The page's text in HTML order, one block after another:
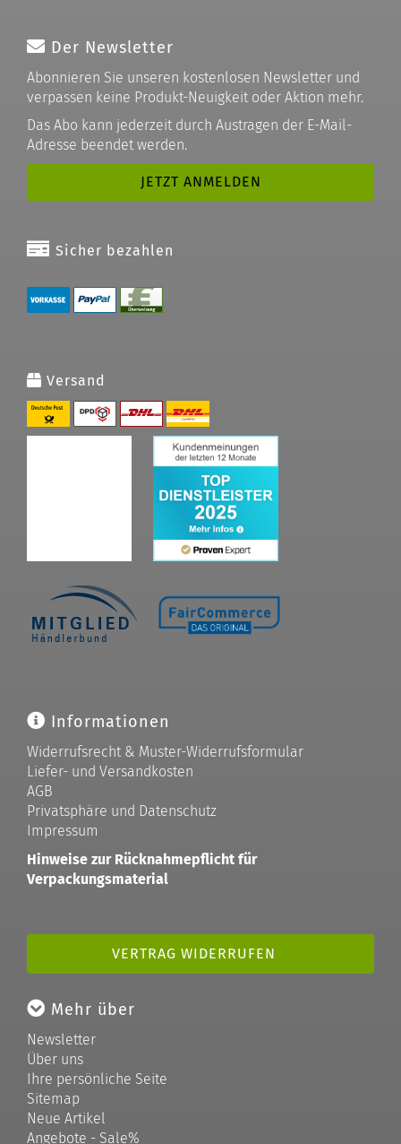
Der Newsletter
Abonnieren Sie unseren kostenlosen Newsletter und
verpassen keine Produkt-Neuigkeit oder Aktion mehr.
Das Abo kann jederzeit durch Austragen der E-Mail-
Adresse beendet werden.
Sicher bezahlen
Versand
Informationen
Widerrufsrecht & Muster-Widerrufsformular
Liefer- und Versandkosten
AGB
Privatsphäre und Datenschutz
Impressum
Hinweise zur Rücknahmepflicht für
Verpackungsmaterial
VERTRAG WIDERRUFEN
Mehr über
Newsletter
Über uns
Ihre persönliche Seite
Sitemap
Neue Artikel
Angebote - Sale%